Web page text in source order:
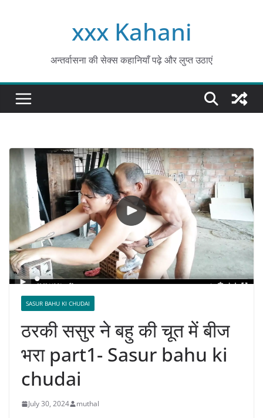
xxx Kahani
अन्तर्वासना की सेक्स कहानियाँ पढ़े और लुप्त उठाएं
SASUR BAHU KI CHUDAI
ठरकी ससुर ने बहु की चूत में बीज
भरा part1- Sasur bahu ki
chudai
July 30, 2024 muthal